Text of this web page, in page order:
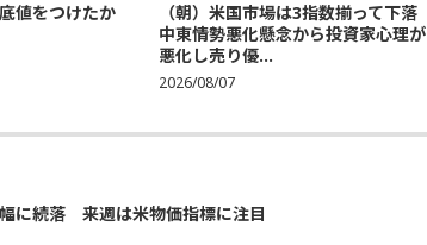
値をつけたか
（朝）米国市場は3指数揃って下落
中東情勢悪化懸念から投資家心理が
悪化し売り優...
2026/08/07
に続落 来週は米物価指標に注目